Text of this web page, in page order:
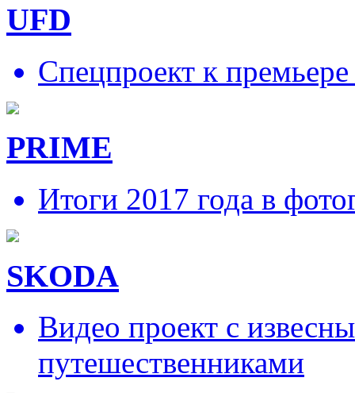
UFD
Спецпроект к
PRIME
Итоги 2017 года в
SKODA
Видео проект с
путешественниками